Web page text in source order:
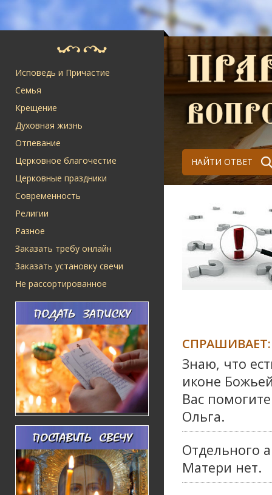
Исповедь и Причастие
Семья
Крещение
Духовная жизнь
Отпевание
Церковное благочестие
Церковные праздники
Современность
Религии
Разное
Заказать требу онлайн
Заказать установку свечи
Не рассортированное
НАЙТИ ОТВЕТ
СПРАШИВАЕТ:
Знаю, что
иконе
Вас
Ольга.
Отдельного
Матери нет.